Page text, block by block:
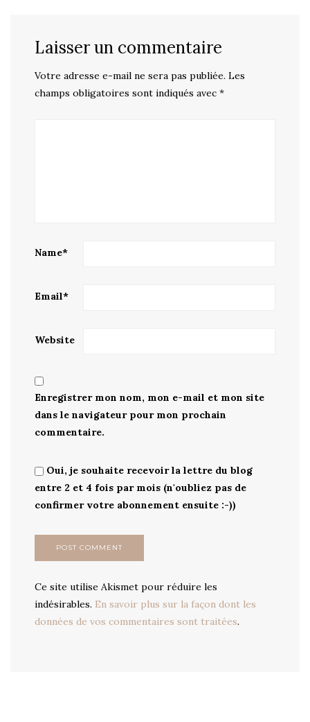
Laisser un commentaire
Votre adresse e-mail ne sera pas publiée. Les
champs obligatoires sont indiqués avec *
Name*
Email*
Website
Enregistrer mon nom, mon e-mail et mon site
dans le navigateur pour mon prochain
commentaire.
Oui, je souhaite recevoir la lettre du blog
entre 2 et 4 fois par mois (n'oubliez pas de
confirmer votre abonnement ensuite :-))
Ce site utilise Akismet pour réduire les
indésirables. En savoir plus sur la façon dont les
données de vos commentaires sont traitées.